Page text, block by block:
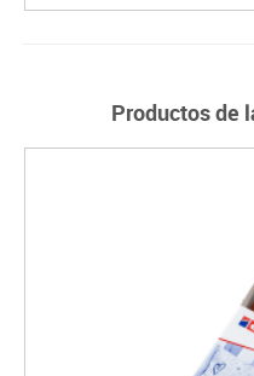
Productos de